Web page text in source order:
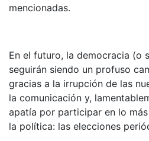
mencionadas.
En el futuro, la democracia (o
seguirán siendo un profuso
gracias a la irrupción de las
la comunicación y,
apatía por participar en lo
la política: las elecciones